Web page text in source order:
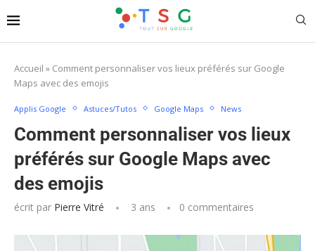
Accueil » Comment personnaliser vos lieux préférés sur Google
Maps avec des emojis
Applis Google Astuces/Tutos Google Maps News
Comment personnaliser vos lieux
préférés sur Google Maps avec
des emojis
écrit par Pierre Vitré 3 ans 0 commentaires